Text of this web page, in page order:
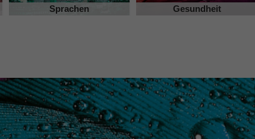
Sprachen Gesundheit